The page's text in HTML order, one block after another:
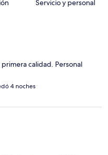
Servicio y personal
calidad. Personal
4 noches